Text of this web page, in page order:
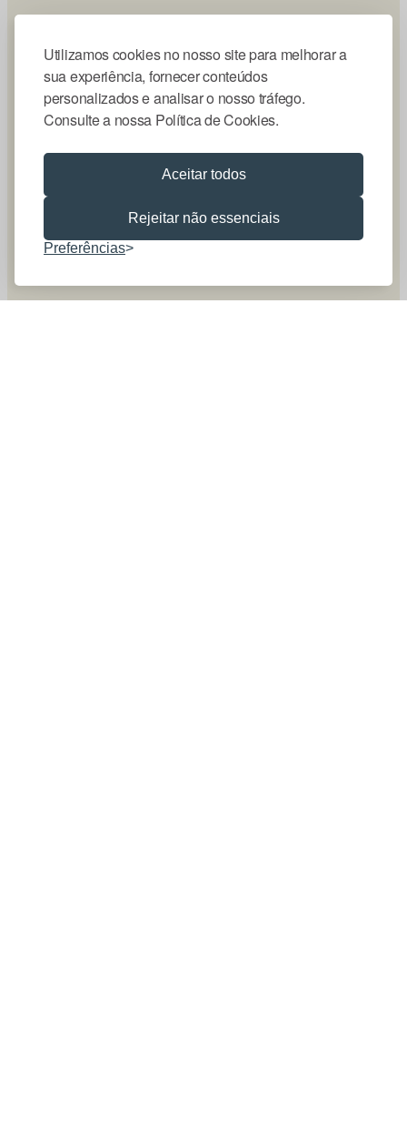
Utilizamos cookies no nosso site para melhorar a
sua experiência, fornecer conteúdos
personalizados e analisar o nosso tráfego.
Consulte a nossa Política de Cookies.
Aceitar todos
Rejeitar não essenciais
Preferências